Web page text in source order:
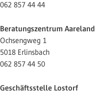
062 857 44 44
Beratungszentrum Aareland
Ochsengweg 1
5018 Erlinsbach
062 857 44 50
Geschäftsstelle Lostorf